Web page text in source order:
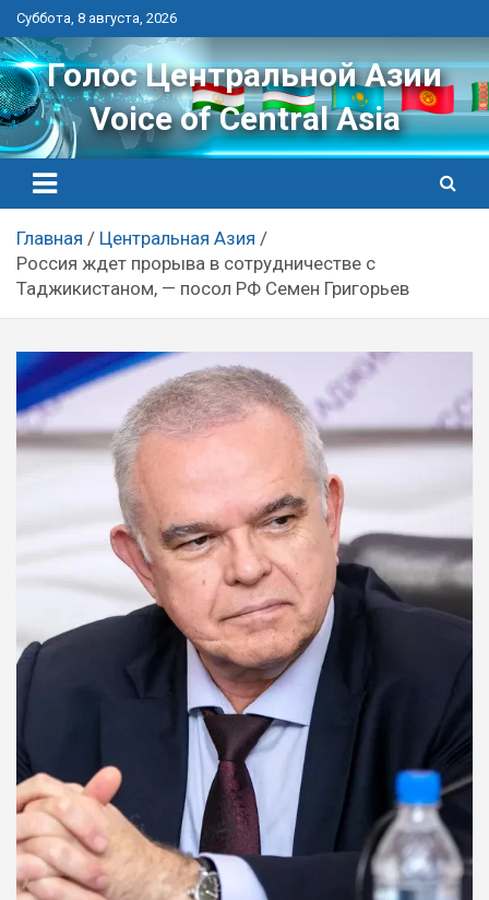
Перейти
к
контенту
Суббота, 8 августа, 2026
Голос Центральной Азии
Voice of Central Asia
Главная
Центральная Азия
Россия ждет прорыва в сотрудничестве с
Таджикистаном, — посол РФ Семен Григорьев